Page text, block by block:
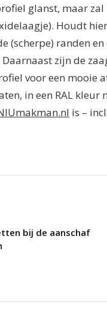
glanst, maar
Houdt
(scherpe) randen
zijn de
voor een mooie
in een RAL kleur
is –
bij de aanschaf